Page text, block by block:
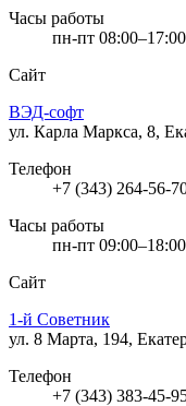
Часы работы
пн-пт 08:00–17:00
Сайт
ВЭД-софт
ул. Карла Маркса, 8,
Телефон
+7 (343) 264-56-
Часы работы
пн-пт 09:00–18:00
Сайт
1-й Советник
ул. 8 Марта, 194,
Телефон
+7 (343) 383-45-